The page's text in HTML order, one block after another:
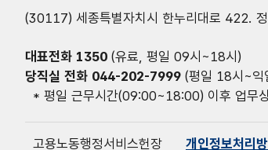
(30117) 세종특별자치시 한누리대로 422.
대표전화 1350 (유료, 평일 09시~18시)
당직실 전화 044-202-7999 (평일 18시~익
* 평일 근무시간(09:00~18:00) 이후 업무
고용노동행정서비스헌장 개인정보처리